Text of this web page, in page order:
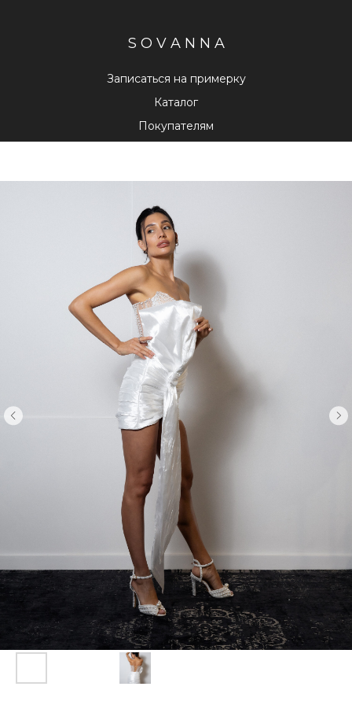
S O V A N N A
Каталог
Покупателям
Записаться на примерку